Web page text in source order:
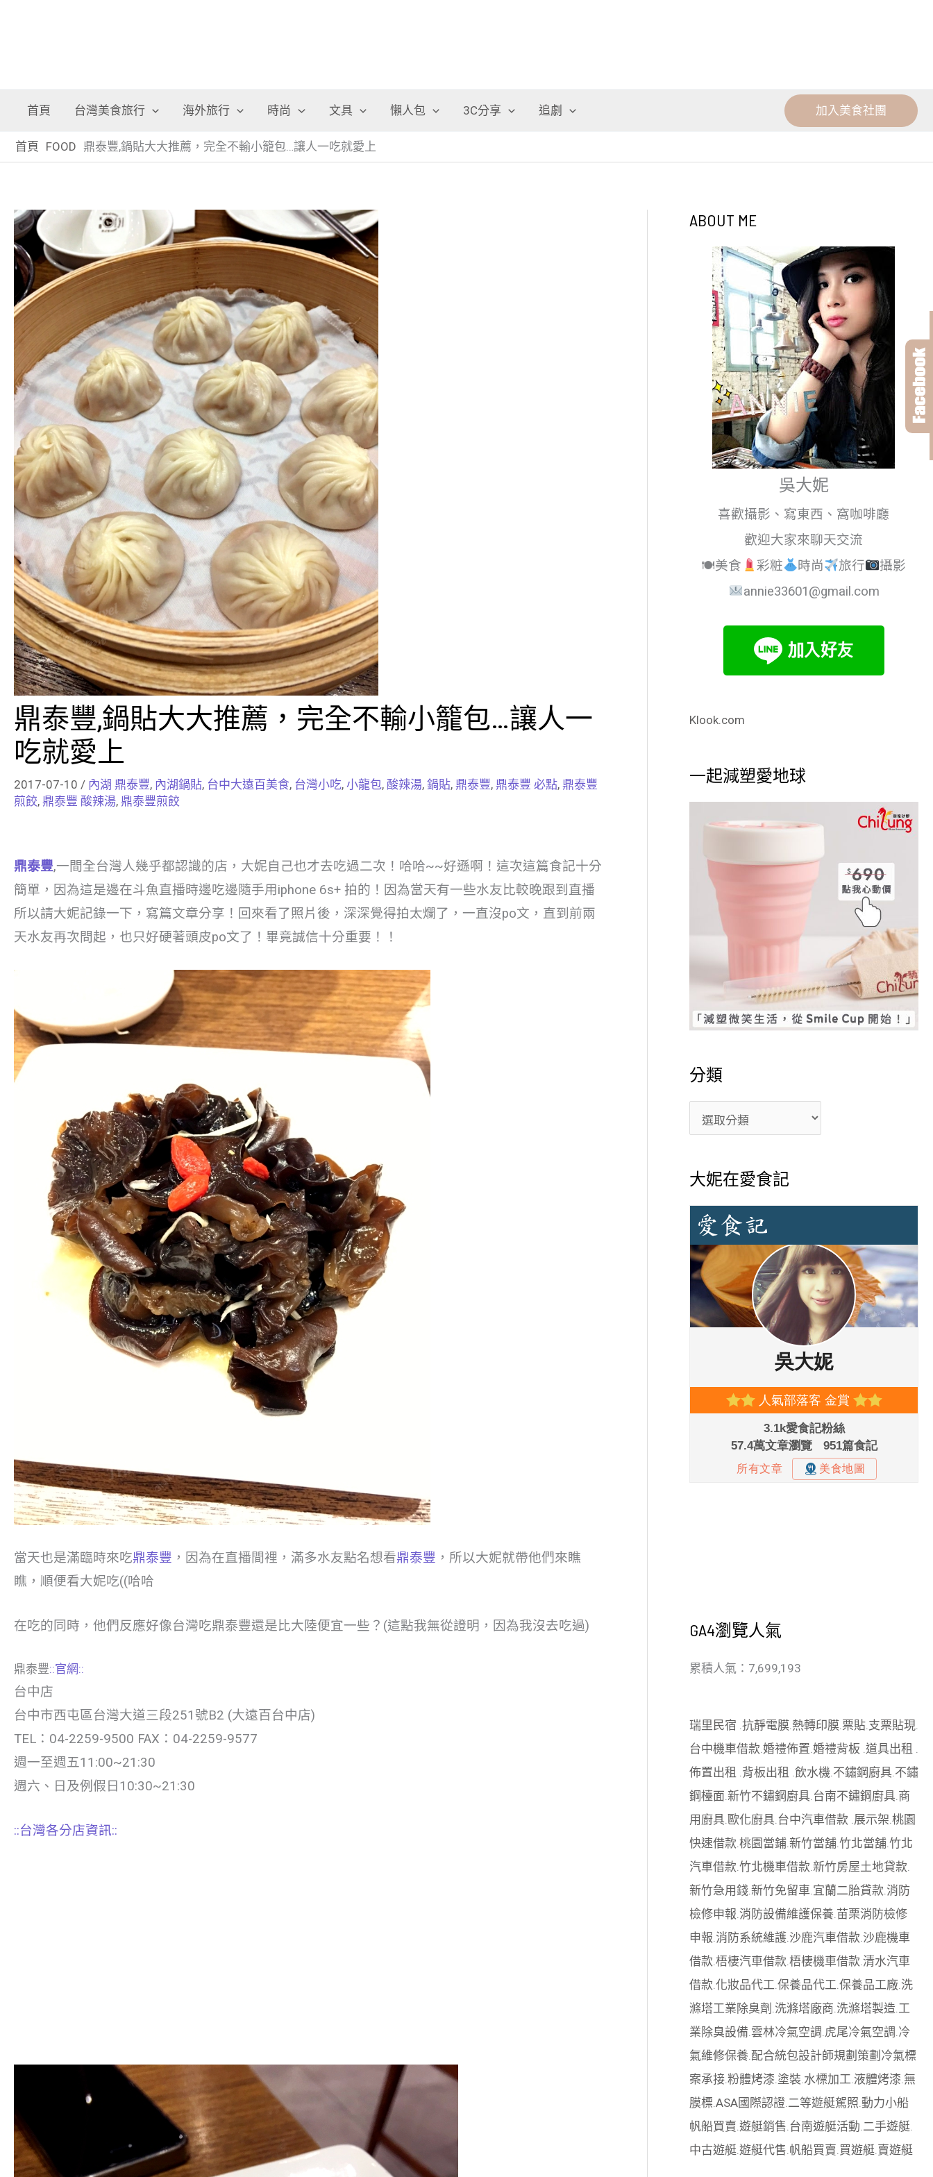
首頁 台灣美食旅行 海外旅行 時尚 文具 懶人包 3C分享 追劇 加入美食社團
首頁 FOOD 鼎泰豐,鍋貼大大推薦，完全不輸小籠包…讓人一吃就愛上
鼎泰豐,鍋貼大大推薦，完全不輸小籠包…讓人一
吃就愛上
2017-07-10 / 內湖 鼎泰豐, 內湖鍋貼, 台中大遠百美食, 台灣小吃, 小龍包, 酸辣湯, 鍋貼, 鼎泰豐, 鼎泰豐 必點, 鼎泰豐
煎餃, 鼎泰豐 酸辣湯, 鼎泰豐煎餃
鼎泰豐,一間全台灣人幾乎都認識的店，大妮自己也才去吃過二次！哈哈~~好遜啊！這次這篇食記十分
簡單，因為這是邊在斗魚直播時邊吃邊隨手用iphone 6s+ 拍的！因為當天有一些水友比較晚跟到直播
所以請大妮記錄一下，寫篇文章分享！回來看了照片後，深深覺得拍太爛了，一直沒po文，直到前兩
天水友再次問起，也只好硬著頭皮po文了！畢竟誠信十分重要！！
當天也是滿臨時來吃鼎泰豐 ，因為在直播間裡，滿多水友點名想看鼎泰豐 ，所以大妮就帶他們來瞧
瞧，順便看大妮吃((哈哈
在吃的同時，他們反應好像台灣吃鼎泰豐還是比大陸便宜一些？(這點我無從證明，因為我沒去吃過)
鼎泰豐::官網::
台中店
台中市西屯區台灣大道三段251號B2 (大遠百台中店)
TEL：04-2259-9500 FAX：04-2259-9577
週一至週五11:00~21:30
週六、日及例假日10:30~21:30
::台灣各分店資訊::
ABOUT ME
吳大妮
喜歡攝影、寫東西、窩咖啡廳
歡迎大家來聊天交流
🍽美食
彩粧 時尚 旅行
攝影
annie33601@gmail.com
Klook.com
一起減塑愛地球
分類
大妮在愛食記
GA4瀏覽人氣
累積人氣：7,699,193
瑞里民宿 抗靜電膜. 熱轉印膜. 票貼. 支票貼現
台中機車借款 婚禮佈置 婚禮背板 道具出租
佈置出租 背板出租 飲水機 不鏽鋼廚具. 不鏽
鋼檯面 新竹不鏽鋼廚具. 台南不鏽鋼廚具. 商
用廚具. 歐化廚具. 台中汽車借款 展示架 桃園
快速借款 桃園當鋪. 新竹當舖. 竹北當舖. 竹北
汽車借款 竹北機車借款 新竹房屋土地貸款
新竹急用錢. 新竹免留車. 宜蘭二胎貸款 消防
檢修申報 消防設備維護保養 苗栗消防檢修
申報 消防系統維護. 沙鹿汽車借款 沙鹿機車
借款 梧棲汽車借款 梧棲機車借款 清水汽車
借款 化妝品代工 保養品代工 保養品工廠. 洗
滌塔工業除臭劑 洗滌塔廠商 洗滌塔製造 工
業除臭設備 雲林冷氣空調 虎尾冷氣空調 冷
氣維修保養 配合統包設計師規劃策劃 冷氣標
案承接. 粉體烤漆 塗裝 水標加工 液體烤漆 無
膜標 ASA國際認證. 二等遊艇駕照 動力小船
帆船買賣 遊艇銷售 台南遊艇活動 二手遊艇.
中古遊艇. 遊艇代售 帆船買賣 買遊艇. 賣遊艇